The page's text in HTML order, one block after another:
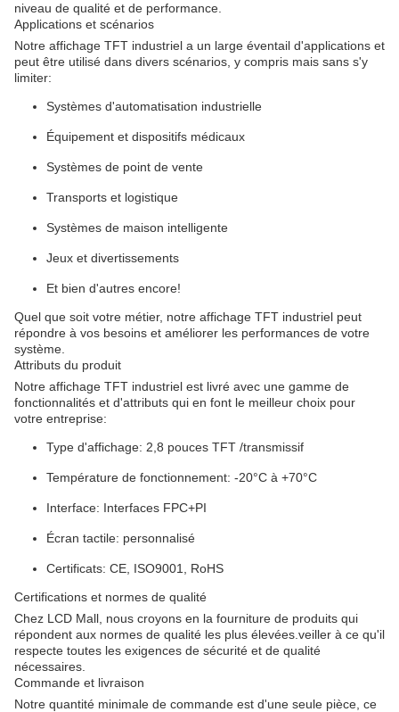
niveau de qualité et de performance.
Applications et scénarios
Notre affichage TFT industriel a un large éventail d'applications et
peut être utilisé dans divers scénarios, y compris mais sans s'y
limiter:
Systèmes d'automatisation industrielle
Équipement et dispositifs médicaux
Systèmes de point de vente
Transports et logistique
Systèmes de maison intelligente
Jeux et divertissements
Et bien d'autres encore!
Quel que soit votre métier, notre affichage TFT industriel peut
répondre à vos besoins et améliorer les performances de votre
système.
Attributs du produit
Notre affichage TFT industriel est livré avec une gamme de
fonctionnalités et d'attributs qui en font le meilleur choix pour
votre entreprise:
Type d'affichage: 2,8 pouces TFT /transmissif
Température de fonctionnement: -20°C à +70°C
Interface: Interfaces FPC+PI
Écran tactile: personnalisé
Certificats: CE, ISO9001, RoHS
Certifications et normes de qualité
Chez LCD Mall, nous croyons en la fourniture de produits qui
répondent aux normes de qualité les plus élevées.veiller à ce qu'il
respecte toutes les exigences de sécurité et de qualité
nécessaires.
Commande et livraison
Notre quantité minimale de commande est d'une seule pièce, ce